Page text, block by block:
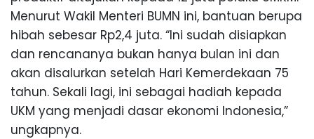
Menurut Wakil Menteri BUMN ini, bantuan berupa
hibah sebesar Rp2,4 juta. “Ini sudah disiapkan
dan rencananya bukan hanya bulan ini dan
akan disalurkan setelah Hari Kemerdekaan 75
tahun. Sekali lagi, ini sebagai hadiah kepada
UKM yang menjadi dasar ekonomi Indonesia,”
ungkapnya.